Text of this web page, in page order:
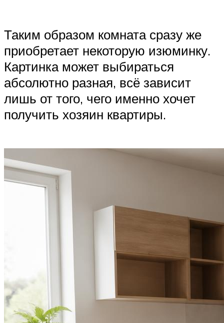
Таким образом комната сразу же
приобретает некоторую изюминку.
Картинка может выбираться
абсолютно разная, всё зависит
лишь от того, чего именно хочет
получить хозяин квартиры.